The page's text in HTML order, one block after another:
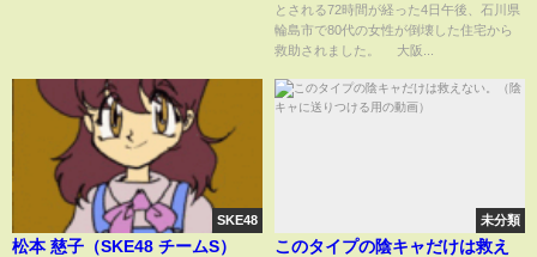
とされる72時間が経った4日午後、石川県
輪島市で80代の女性が倒壊した住宅から
救助されました。 大阪...
SKE48
松本 慈子（SKE48 チームS）
未分類
このタイプの陰キャだけは救え